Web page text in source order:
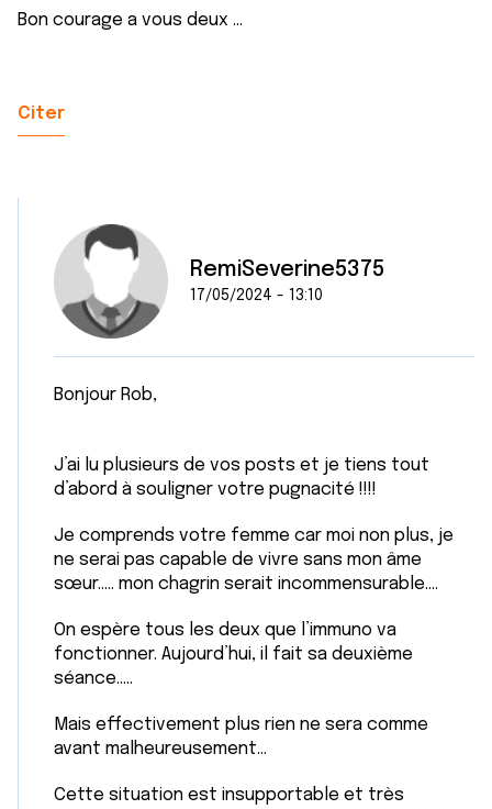
Bon courage a vous deux ...
Citer
RemiSeverine5375
17/05/2024 - 13:10
Bonjour Rob,
J’ai lu plusieurs de vos posts et je tiens tout
d’abord à souligner votre pugnacité !!!!
Je comprends votre femme car moi non plus, je
ne serai pas capable de vivre sans mon âme
sœur….. mon chagrin serait incommensurable….
On espère tous les deux que l’immuno va
fonctionner. Aujourd’hui, il fait sa deuxième
séance…..
Mais effectivement plus rien ne sera comme
avant malheureusement…
Cette situation est insupportable et très